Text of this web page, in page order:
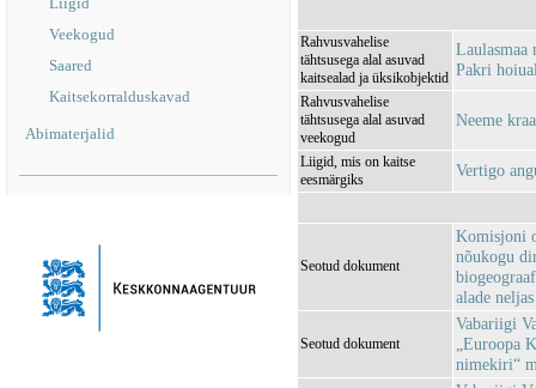
Veekogud
Saared
Kaitsekorralduskavad
Abimaterjalid
Rahvusvahelise
tähtsusega alal asuvad
kaitsealad ja üksikobjektid
Laulasmaa
Pakri
Rahvusvahelise
tähtsusega alal asuvad
veekogud
Neeme
Liigid, mis on kaitse
eesmärgiks
Vertigo
Seotud dokument
Komisjoni
nõukogu
alade
Seotud dokument
Vabariigi
„Euroopa
nimekiri“